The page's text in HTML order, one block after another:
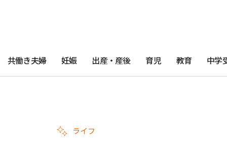
共働き夫婦 妊娠 出産・産後 育児 教育 中学
ライフ